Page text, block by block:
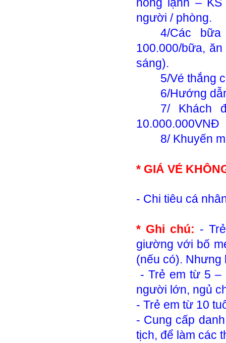
người / phòng.
4/Các
100.000/bữa,
sáng).
5/Vé thắng
6/Hướng
7/ Khách
10.000.000VNĐ
8/ Khuyến
* GIÁ VÉ
- Chi tiêu cá
* Ghi chú: -
giường với bố
(nếu có). Nhưng
- Trẻ em từ 5 –
người lớn, ngủ
- Trẻ em từ 10
- Cung cấp
tịch, để làm các